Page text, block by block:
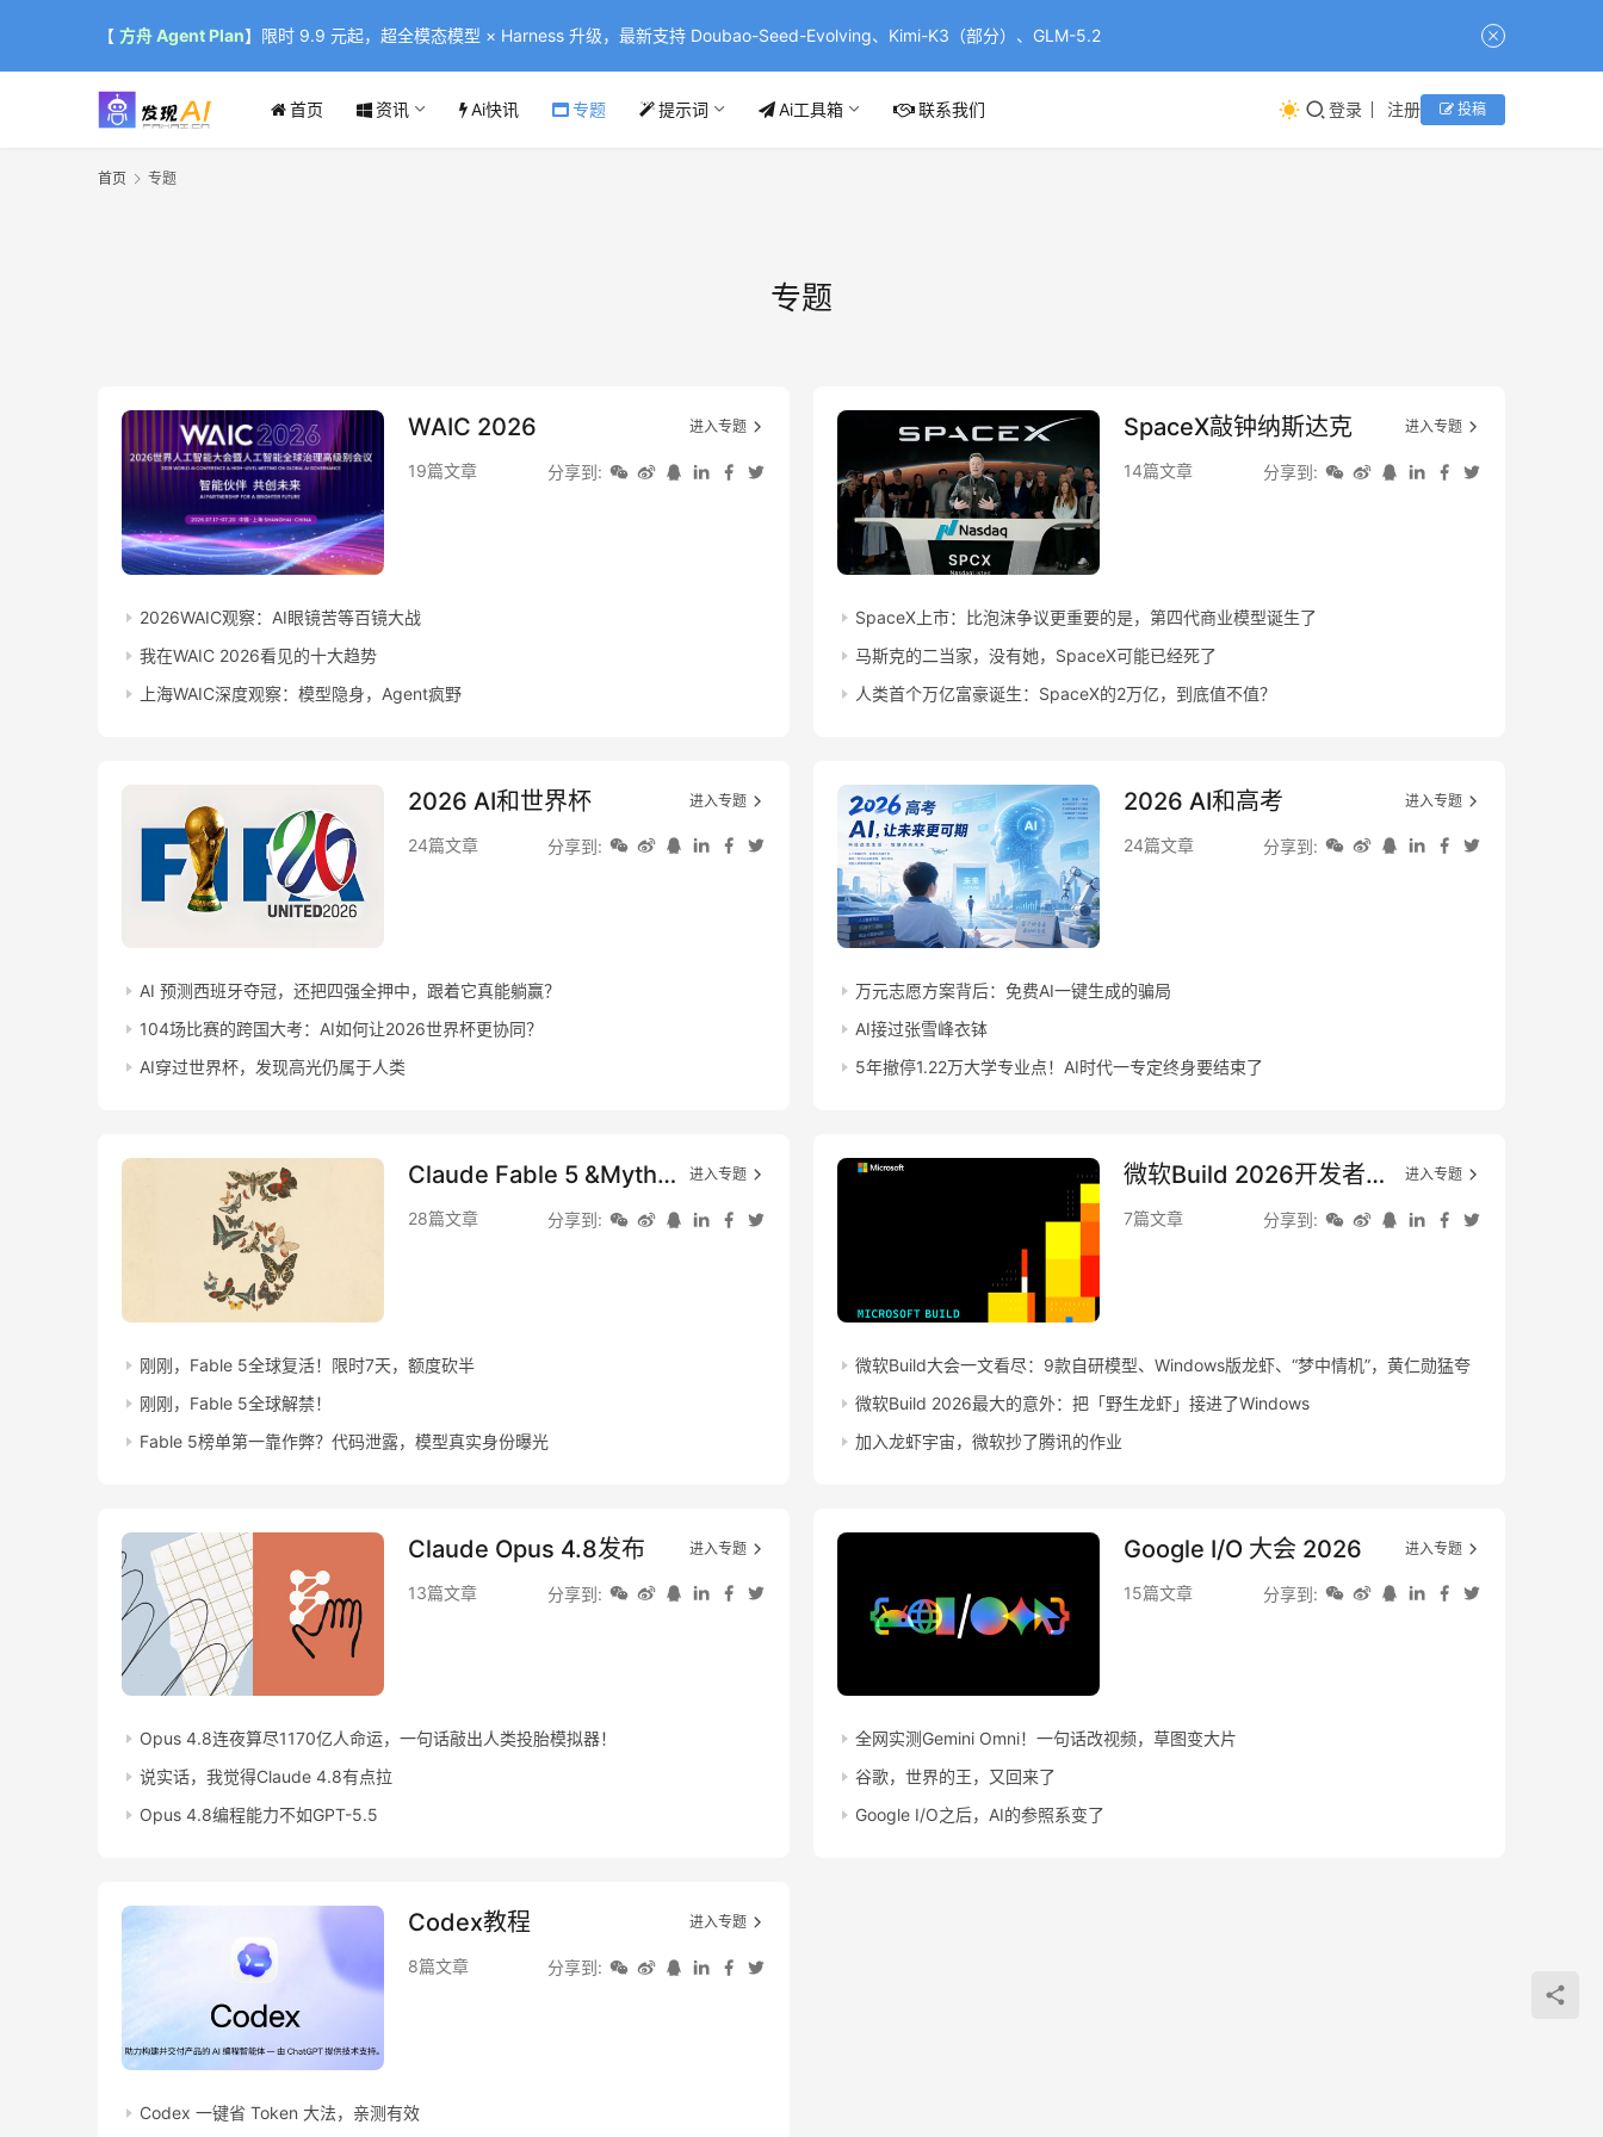
【 方舟 Agent Plan】限时 9.9 元起，超全模态模型 × Harness 升级，最新支持 Doubao-Seed-Evolving、Kimi-K3（部分）、GLM-5.2
首页 资讯 Ai快讯 专题 提示词 Ai工具箱 联系我们 登录 注册 投稿
首页 专题
专题
WAIC 2026 进入专题
19篇文章 分享到:
2026WAIC观察：AI眼镜苦等百镜大战
我在WAIC 2026看见的十大趋势
上海WAIC深度观察：模型隐身，Agent疯野
SpaceX敲钟纳斯达克 进入专题
14篇文章 分享到:
SpaceX上市：比泡沫争议更重要的是，第四代商业模型诞生了
马斯克的二当家，没有她，SpaceX可能已经死了
人类首个万亿富豪诞生：SpaceX的2万亿，到底值不值？
2026 AI和世界杯 进入专题
24篇文章 分享到:
AI 预测西班牙夺冠，还把四强全押中，跟着它真能躺赢？
104场比赛的跨国大考：AI如何让2026世界杯更协同？
AI穿过世界杯，发现高光仍属于人类
2026 AI和高考 进入专题
24篇文章 分享到:
万元志愿方案背后：免费AI一键生成的骗局
AI接过张雪峰衣钵
5年撤停1.22万大学专业点！AI时代一专定终身要结束了
Claude Fable 5 &Mythos 5发布 进入专题
28篇文章 分享到:
刚刚，Fable 5全球复活！限时7天，额度砍半
刚刚，Fable 5全球解禁！
Fable 5榜单第一靠作弊？代码泄露，模型真实身份曝光
微软Build 2026开发者大会 进入专题
7篇文章 分享到:
微软Build大会一文看尽：9款自研模型、Windows版龙虾、“梦中情机”，黄仁勋猛夸
微软Build 2026最大的意外：把「野生龙虾」接进了Windows
加入龙虾宇宙，微软抄了腾讯的作业
Claude Opus 4.8发布 进入专题
13篇文章 分享到:
Opus 4.8连夜算尽1170亿人命运，一句话敲出人类投胎模拟器！
说实话，我觉得Claude 4.8有点拉
Opus 4.8编程能力不如GPT-5.5
Google I/O 大会 2026 进入专题
15篇文章 分享到:
全网实测Gemini Omni！一句话改视频，草图变大片
谷歌，世界的王，又回来了
Google I/O之后，AI的参照系变了
Codex教程 进入专题
8篇文章 分享到:
Codex 一键省 Token 大法，亲测有效